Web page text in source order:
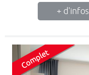
+ d'infos